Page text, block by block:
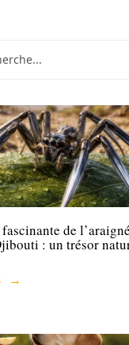
de
: un trésor